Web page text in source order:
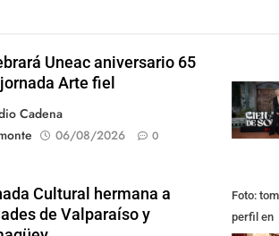
Uneac aniversario 65
Arte fiel
Cadena
06/08/2026 0
Cultural hermana a
de Valparaíso y
Foto:
perfil en